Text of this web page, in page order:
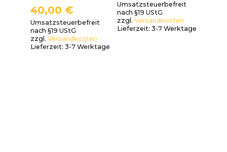
40,00 €
Umsatzsteuerbefreit
nach §19 UStG
zzgl. Versandkosten
Lieferzeit: 3-7 Werktage
Umsatzsteuerbefreit
nach §19 UStG
zzgl. Versandkosten
Lieferzeit: 3-7 Werktage